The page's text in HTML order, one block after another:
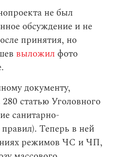
не был
обсуждение и не
принятия, но
выложил фото
документу,
статью Уголовного
санитарно-
Теперь в ней
режимов ЧС и ЧП,